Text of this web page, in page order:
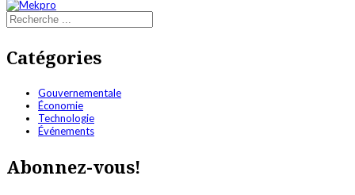
Catégories
Gouvernementale
Économie
Technologie
Événements
Abonnez-vous!